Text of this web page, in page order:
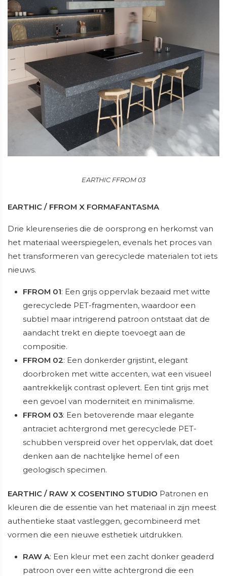
EARTHIC FFROM 03
EARTHIC / FFROM X FORMAFANTASMA
Drie kleurenseries die de oorsprong en herkomst van
het materiaal weerspiegelen, evenals het proces van
het transformeren van gerecyclede materialen tot iets
nieuws.
FFROM 01: Een grijs oppervlak bezaaid met witte
gerecyclede PET-fragmenten, waardoor een
subtiel maar intrigerend patroon ontstaat dat de
aandacht trekt en diepte toevoegt aan de
compositie.
FFROM 02: Een donkerder grijstint, elegant
doorbroken met witte accenten, wat een visueel
aantrekkelijk contrast oplevert. Een tint grijs met
een gevoel van moderniteit en minimalisme.
FFROM 03: Een betoverende maar elegante
antraciet achtergrond met gerecyclede PET-
schubben verspreid over het oppervlak, dat doet
denken aan de nachtelijke hemel of een
geologisch specimen.
EARTHIC / RAW X COSENTINO STUDIO Patronen en
kleuren die de essentie van het materiaal in zijn meest
authentieke staat vastleggen, gecombineerd met
vormen die een nieuwe esthetiek uitdrukken.
RAW A: Een kleur met een zacht donker geaderd
patroon over een witte achtergrond die een